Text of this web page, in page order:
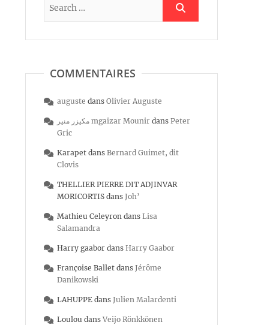
COMMENTAIRES
auguste dans Olivier Auguste
مكيزر منير mgaizar Mounir dans Peter
Gric
Karapet dans Bernard Guimet, dit
Clovis
THELLIER PIERRE DIT ADJINVAR
MORICORTIS dans Joh’
Mathieu Celeyron dans Lisa
Salamandra
Harry gaabor dans Harry Gaabor
Françoise Ballet dans Jérôme
Danikowski
LAHUPPE dans Julien Malardenti
Loulou dans Veijo Rönkkönen